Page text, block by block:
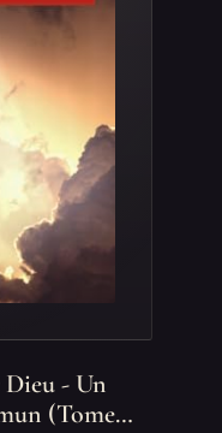
Dieu - Un
(Tome…